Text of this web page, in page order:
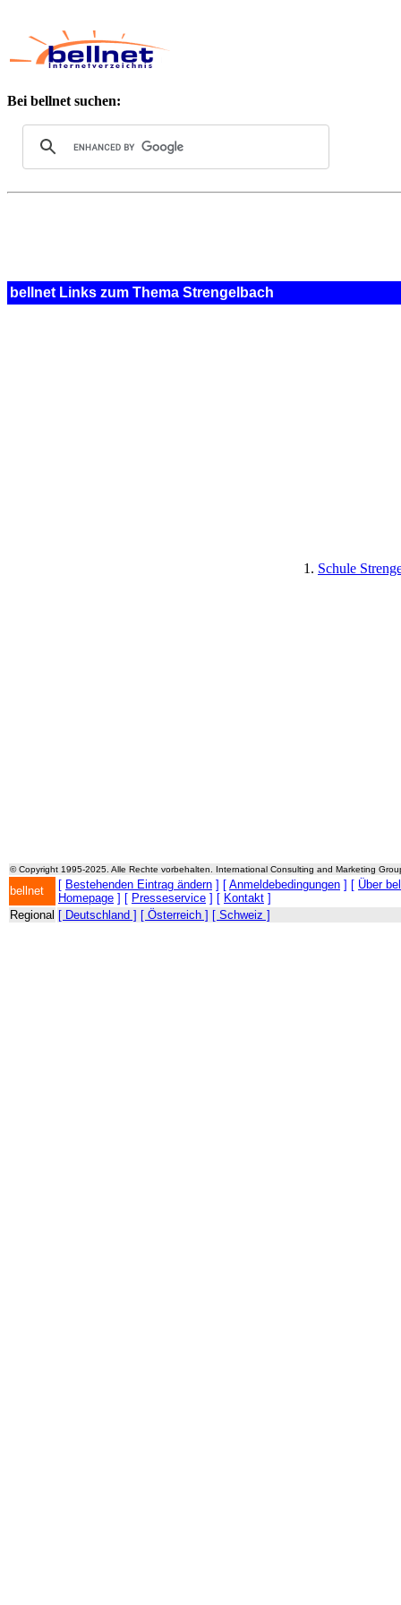
Bei bellnet suchen:
bellnet Links zum Thema Strengelbach
Schule
© Copyright 1995-2025. Alle Rechte vorbehalten. International Consulting and Marketing
bellnet [ Bestehenden Eintrag ändern ] [ Anmeldebedingungen ] [ Über
Homepage ] [ Presseservice ] [ Kontakt ]
Regional [ Deutschland ] [ Österreich ] [ Schweiz ]